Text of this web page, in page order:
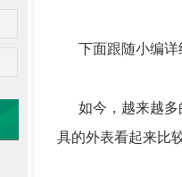
下面跟随小编详
如今，越来越多
具的外表看起来比